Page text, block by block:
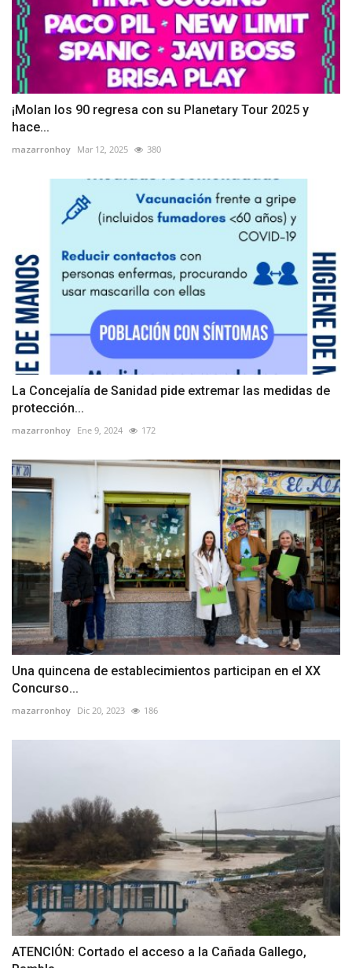
¡Molan los 90 regresa con su Planetary Tour 2025 y
hace...
mazarronhoy Mar 12, 2025 380
La Concejalía de Sanidad pide extremar las medidas de
protección...
mazarronhoy Ene 9, 2024 172
Una quincena de establecimientos participan en el XX
Concurso...
mazarronhoy Dic 20, 2023 186
ATENCIÓN: Cortado el acceso a la Cañada Gallego,